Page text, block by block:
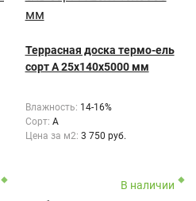
Террасная доска термо-ель
сорт А 25x140x5000 мм
Влажность: 14-16%
Сорт: А
Цена за м2: 3 750 руб.
В наличии